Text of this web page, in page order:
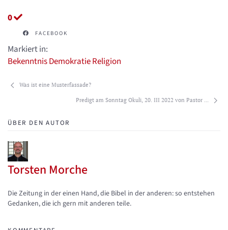
0
FACEBOOK
Markiert in:
BekenntnisDemokratieReligion
Was ist eine Musterfassade?
Predigt am Sonntag Okuli, 20. III 2022 von Pastor ...
ÜBER DEN AUTOR
Torsten Morche
Updates abonnieren
Abo von Updates dieses Autors beenden
Die Zeitung in der einen Hand, die Bibel in der anderen: so entstehen
Gedanken, die ich gern mit anderen teile.